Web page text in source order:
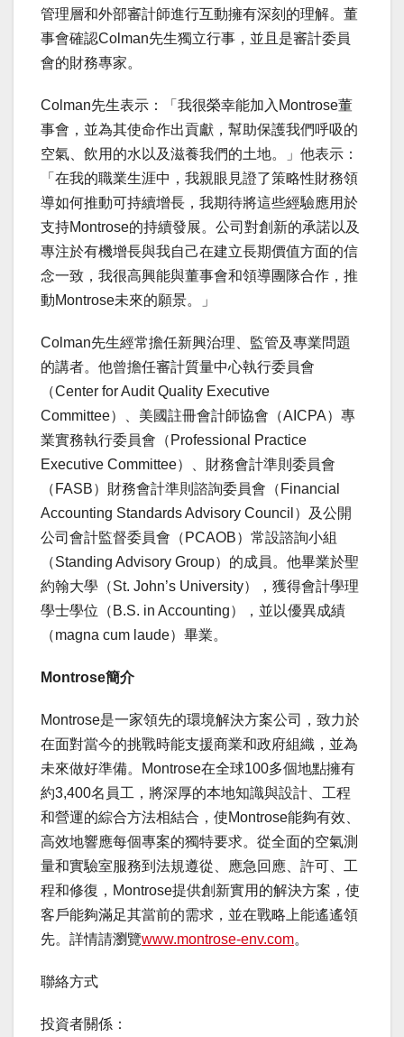
管理層和外部審計師進行互動擁有深刻的理解。董
事會確認Colman先生獨立行事，並且是審計委員
會的財務專家。
Colman先生表示：「我很榮幸能加入Montrose董
事會，並為其使命作出貢獻，幫助保護我們呼吸的
空氣、飲用的水以及滋養我們的土地。」他表示：
「在我的職業生涯中，我親眼見證了策略性財務領
導如何推動可持續增長，我期待將這些經驗應用於
支持Montrose的持續發展。公司對創新的承諾以及
專注於有機增長與我自己在建立長期價值方面的信
念一致，我很高興能與董事會和領導團隊合作，推
動Montrose未來的願景。」
Colman先生經常擔任新興治理、監管及專業問題
的講者。他曾擔任審計質量中心執行委員會
（Center for Audit Quality Executive
Committee）、美國註冊會計師協會（AICPA）專
業實務執行委員會（Professional Practice
Executive Committee）、財務會計準則委員會
（FASB）財務會計準則諮詢委員會（Financial
Accounting Standards Advisory Council）及公開
公司會計監督委員會（PCAOB）常設諮詢小組
（Standing Advisory Group）的成員。他畢業於聖
約翰大學（St. John’s University），獲得會計學理
學士學位（B.S. in Accounting），並以優異成績
（magna cum laude）畢業。
Montrose簡介
Montrose是一家領先的環境解決方案公司，致力於
在面對當今的挑戰時能支援商業和政府組織，並為
未來做好準備。Montrose在全球100多個地點擁有
約3,400名員工，將深厚的本地知識與設計、工程
和營運的綜合方法相結合，使Montrose能夠有效、
高效地響應每個專案的獨特要求。從全面的空氣測
量和實驗室服務到法規遵從、應急回應、許可、工
程和修復，Montrose提供創新實用的解決方案，使
客戶能夠滿足其當前的需求，並在戰略上能遙遙領
先。詳情請瀏覽www.montrose-env.com。
聯絡方式
投資者關係：